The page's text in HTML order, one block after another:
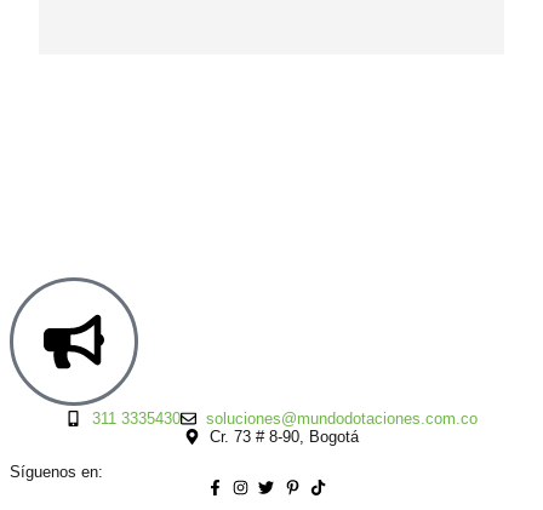
311 3335430
soluciones@mundodotaciones.com.co
Cr. 73 # 8-90, Bogotá
Síguenos en: